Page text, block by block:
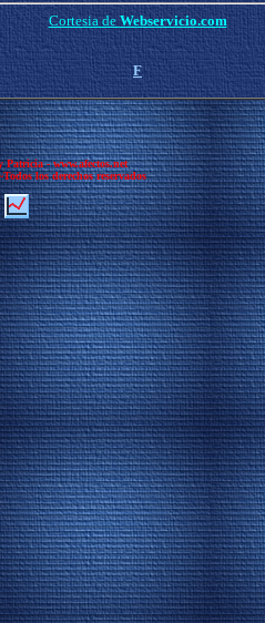
Cortesia de Webservicio.com
F
Patricia - www.afectos.net
los derechos reservados